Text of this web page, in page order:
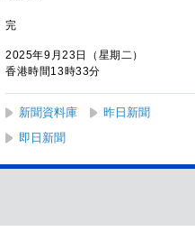
完
2025年9月23日（星期二）
香港時間13時33分
新聞資料庫 昨日新聞
即日新聞